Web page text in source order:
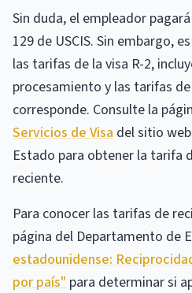
Sin duda, el empleador
129 de USCIS. Sin embargo,
las tarifas de la visa R-2,
procesamiento y las tarifas
corresponde. Consulte la
Servicios de Visa del sitio
Estado para obtener la tarifa
reciente.
Para conocer las tarifas de
página del Departamento de
estadounidense:
por país" para determinar si